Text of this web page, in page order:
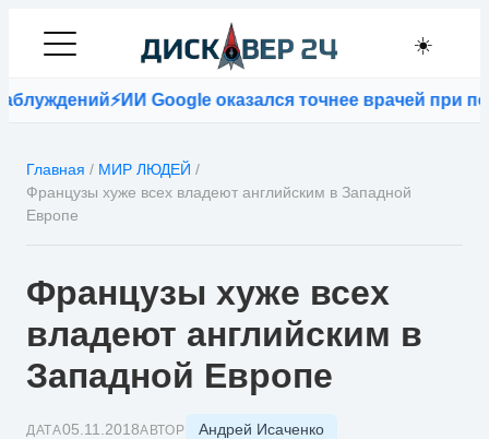
☀️
⚡ИИ Google оказался точнее врачей при
Главная / МИР ЛЮДЕЙ /
Французы хуже всех владеют английским в Западной
Европе
Французы хуже всех
владеют английским в
Западной Европе
ДАТА05.11.2018АВТОР Андрей Исаченко